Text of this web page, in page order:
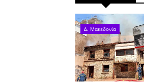
Δ. Μακεδονία